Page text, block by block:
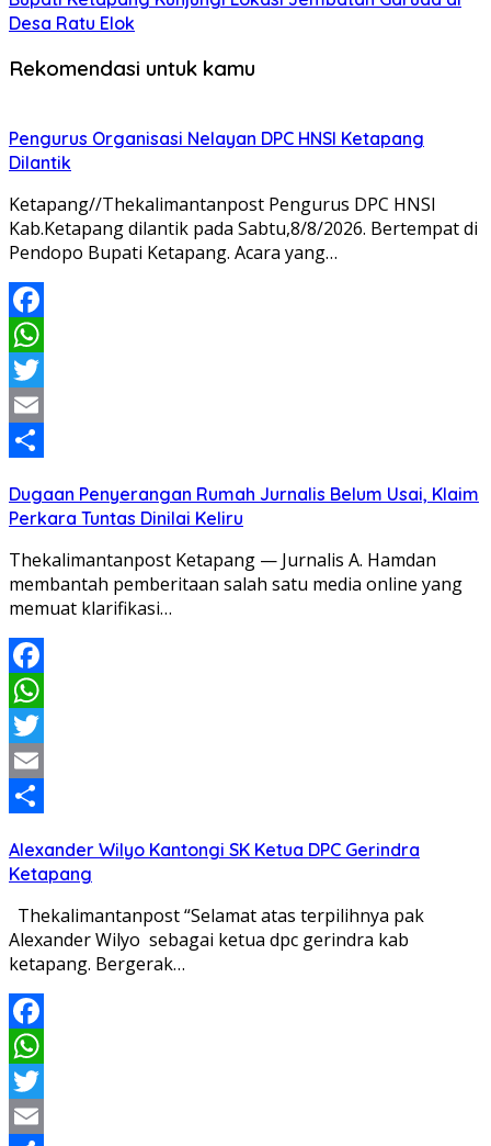
Desa Ratu Elok
Rekomendasi untuk kamu
Pengurus Organisasi Nelayan DPC HNSI Ketapang
Dilantik
Ketapang//Thekalimantanpost Pengurus DPC HNSI
Kab.Ketapang dilantik pada Sabtu,8/8/2026. Bertempat di
Pendopo Bupati Ketapang. Acara yang…
Facebook
WhatsApp
Twitter
Email
Dugaan Penyerangan Rumah Jurnalis Belum Usai, Klaim
Perkara Tuntas Dinilai Keliru
Thekalimantanpost Ketapang — Jurnalis A. Hamdan
membantah pemberitaan salah satu media online yang
memuat klarifikasi…
Facebook
WhatsApp
Twitter
Email
Alexander Wilyo Kantongi SK Ketua DPC Gerindra
Ketapang
Thekalimantanpost “Selamat atas terpilihnya pak
Alexander Wilyo sebagai ketua dpc gerindra kab
ketapang. Bergerak…
Facebook
WhatsApp
Twitter